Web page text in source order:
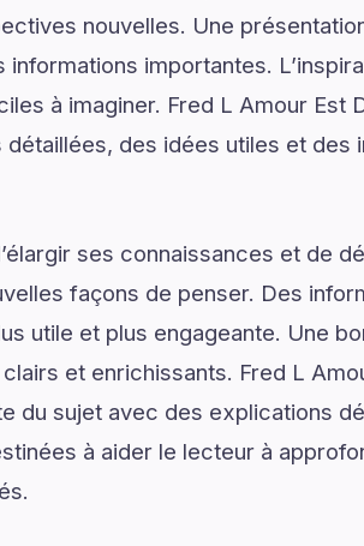
nouvelles. Une
importantes.
à imaginer. Fred L Amour Est
des idées utiles et des
ses connaissances et de
façons de penser. Des
utile et plus engageante. Une
et enrichissants. Fred L
du sujet avec des explications
à aider le lecteur à